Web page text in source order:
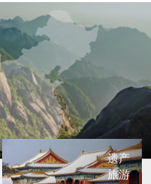
遗产
旅游